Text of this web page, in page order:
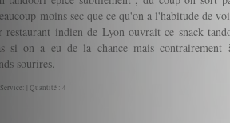
moins sec que ce qu'on a l'habitude de
restaurant indien de Lyon ouvrait ce snack
si on a eu de la chance mais contrairement
sourires.
| Quantité : 4